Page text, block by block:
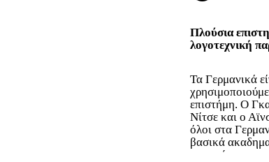
Πλούσια
λογοτεχνική
Τα Γερμανικά
επιστήμη. Ο
Νίτσε και ο
όλοι στα
βασικά
παραμένουν